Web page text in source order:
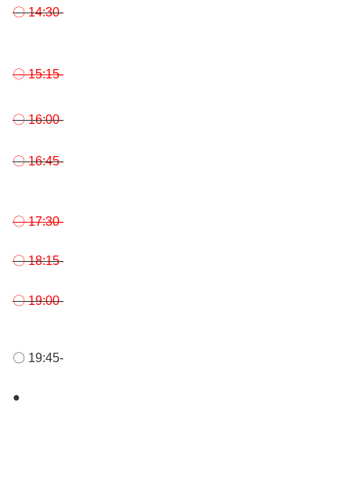
〇 14:30-
〇 15:15-
〇 16:00-
〇 16:45-
〇 17:30-
〇 18:15-
〇 19:00-
〇 19:45-
●